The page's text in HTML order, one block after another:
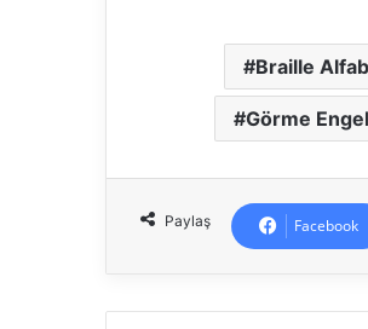
Braille
Görme
Paylaş Facebook